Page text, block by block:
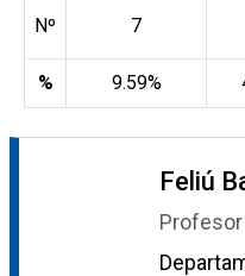
Nº 7
% 9.59%
Feliú